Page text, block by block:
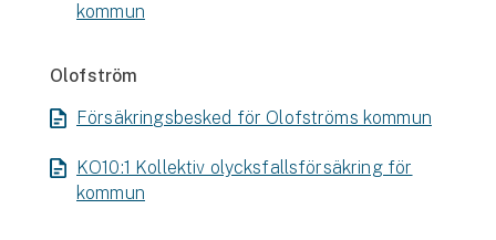
kommun
Olofström
Försäkringsbesked för Olofströms kommun
KO10:1 Kollektiv olycksfallsförsäkring för
kommun